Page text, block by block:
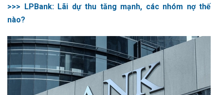
>>> LPBank: Lãi dự thu tăng mạnh, các nhóm nợ thế
nào?